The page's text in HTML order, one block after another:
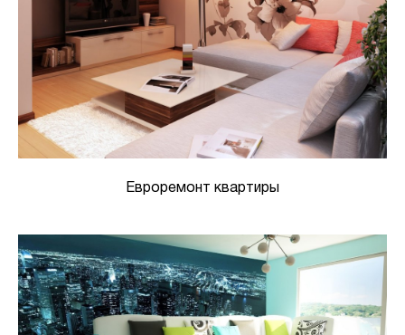
Евроремонт квартиры